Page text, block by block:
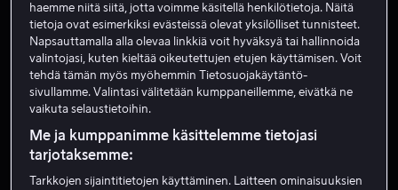
Joseph Fiennes
Isäntä Näyttelijä Ääni
haemme niitä siitä, jotta voimme käsitellä henkilötietoja. Näitä
tietoja ovat esimerkiksi evästeissä olevat yksilölliset tunnisteet.
Napsauttamalla alla olevaa linkkiä voit hyväksyä tai hallinnoida
valintojasi, kuten kieltää oikeutettujen etujen käyttämisen. Voit
tehdä tämän myös myöhemmin Tietosuojakäytäntö-
sivullamme. Valintasi välitetään kumppaneillemme, eivätkä ne
vaikuta selaustietoihin.
Me ja kumppanimme käsittelemme tietojasi
tarjotaksemme:
Tarkkojen sijaintitietojen käyttäminen. Laitteen ominaisuuksien